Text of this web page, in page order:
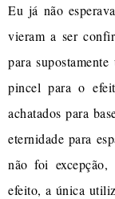
Eu já não
vieram a ser
para
pincel para o
achatados para
eternidade para
não foi
efeito, a única